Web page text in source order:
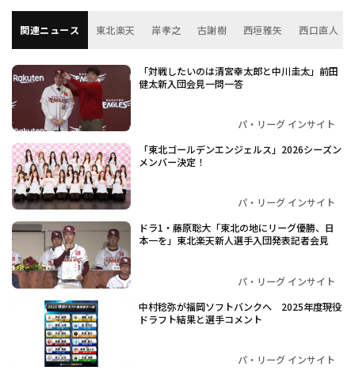
関連ニュース 東北楽天 岸孝之 古謝樹 西垣雅矢 西口直人
「対戦したいのは清宮幸太郎と中川圭太」前田
健太新入団会見一問一答
パ・リーグ インサイト
「東北ゴールデンエンジェルス」2026シーズン
メンバー決定！
パ・リーグ インサイト
ドラ1・藤原聡大「東北の地にリーグ優勝、日
本一を」東北楽天新人選手入団発表記者会見
パ・リーグ インサイト
中村稔弥が福岡ソフトバンクへ 2025年度現役
ドラフト結果と選手コメント
パ・リーグ インサイト